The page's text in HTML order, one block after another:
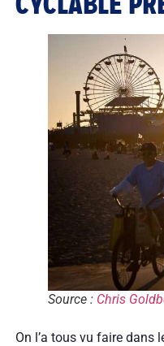
Source : Chris
On l’a tous vu faire dans